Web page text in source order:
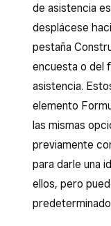
de asistencia
desplácese
pestaña
encuesta o del
asistencia.
elemento
las mismas
previamente
para darle una
ellos, pero